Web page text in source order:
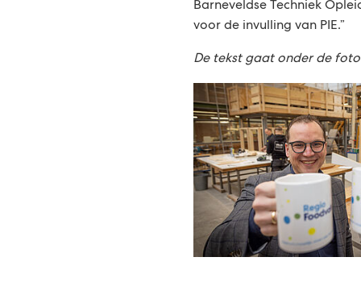
Barneveldse Techniek
voor de invulling van PIE.”
De tekst gaat onder de